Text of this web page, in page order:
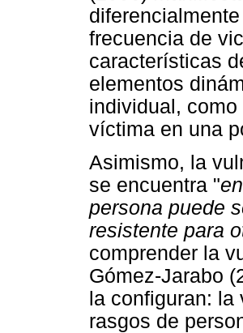
frecuencia de
características
elementos
individual,
víctima en una
Asimismo, la
se encuentra "
persona puede
resistente para
comprender la
Gómez-Jarabo
la configuran: la
rasgos de